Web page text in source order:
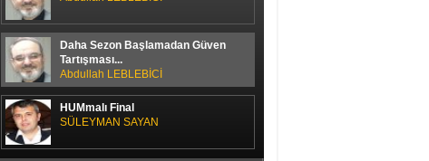
Daha Sezon Başlamadan Güven
Tartışması...
Abdullah LEBLEBİCİ
HUMmalı Final
SÜLEYMAN SAYAN